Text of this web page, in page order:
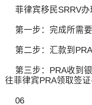
菲律宾移民SRRV办
第一步：完成所需
第二步：汇款到
第三步：PRA收到
往菲律宾PRA领取签
06